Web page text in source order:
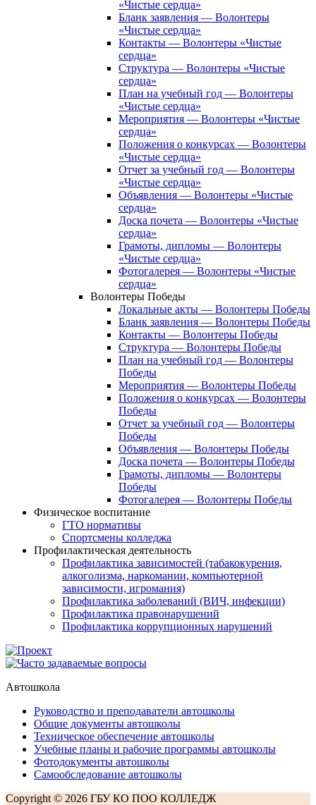
«Чистые сердца»
Бланк заявления — Волонтеры
«Чистые сердца»
Контакты — Волонтеры «Чистые
сердца»
Структура — Волонтеры «Чистые
сердца»
План на учебный год — Волонтеры
«Чистые сердца»
Мероприятия — Волонтеры «Чистые
сердца»
Положения о конкурсах — Волонтеры
«Чистые сердца»
Отчет за учебный год — Волонтеры
«Чистые сердца»
Объявления — Волонтеры «Чистые
сердца»
Доска почета — Волонтеры «Чистые
сердца»
Грамоты, дипломы — Волонтеры
«Чистые сердца»
Фотогалерея — Волонтеры «Чистые
сердца»
Волонтеры Победы
Локальные акты — Волонтеры Победы
Бланк заявления — Волонтеры Победы
Контакты — Волонтеры Победы
Структура — Волонтеры Победы
План на учебный год — Волонтеры
Победы
Мероприятия — Волонтеры Победы
Положения о конкурсах — Волонтеры
Победы
Отчет за учебный год — Волонтеры
Победы
Объявления — Волонтеры Победы
Доска почета — Волонтеры Победы
Грамоты, дипломы — Волонтеры
Победы
Фотогалерея — Волонтеры Победы
Физическое воспитание
ГТО нормативы
Спортсмены колледжа
Профилактическая деятельность
Профилактика зависимостей (табакокурения,
алкоголизма, наркомании, компьютерной
зависимости, игромания)
Профилактика заболеваний (ВИЧ, инфекции)
Профилактика правонарушений
Профилактика коррупционных нарушений
Автошкола
Руководство и преподаватели автошколы
Общие документы автошколы
Техническое обеспечение автошколы
Учебные планы и рабочие программы автошколы
Фотодокументы автошколы
Самообследование автошколы
Copyright © 2026 ГБУ КО ПОО КОЛЛЕДЖ